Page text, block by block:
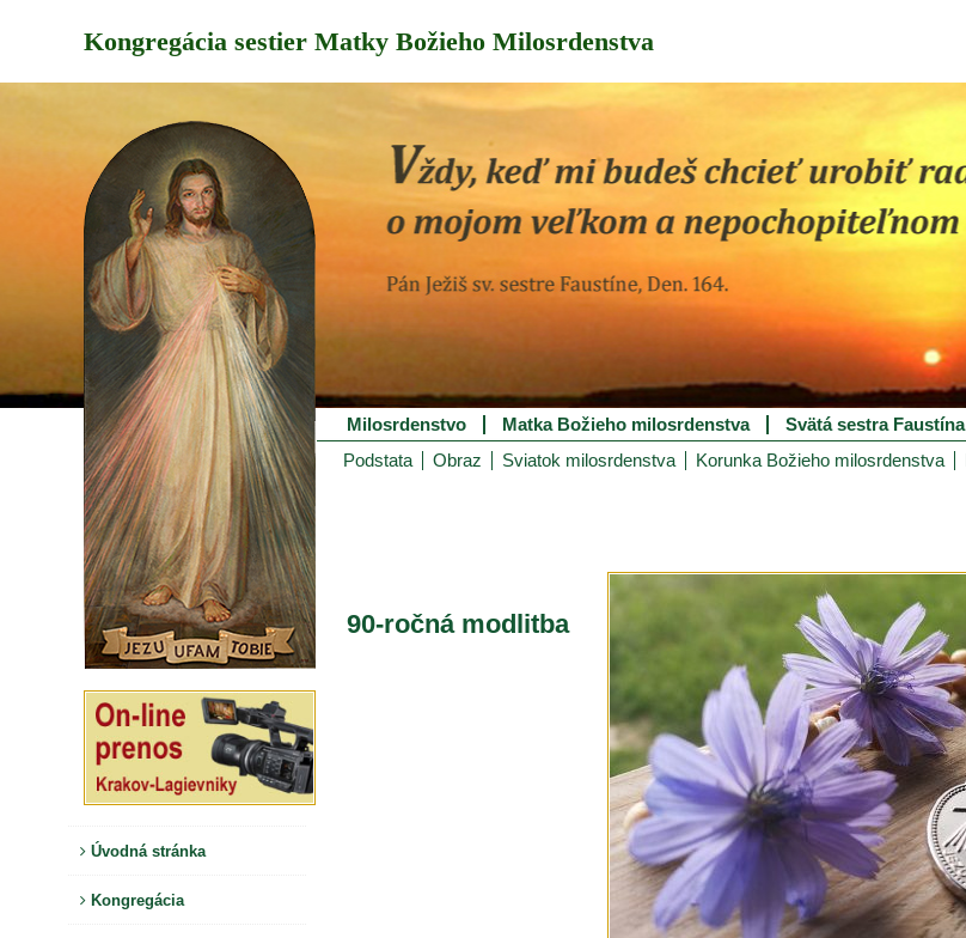
Kongregácia sestier Matky Božieho Milosrdenstva
Úvodná stránka
Kongregácia
Milosrdenstvo Matka Božieho milosrdenstva Svätá sestra Faustína
Podstata
Obraz Sviatok milosrdenstva Korunka Božieho milosrdenstva
90-ročná modlitba